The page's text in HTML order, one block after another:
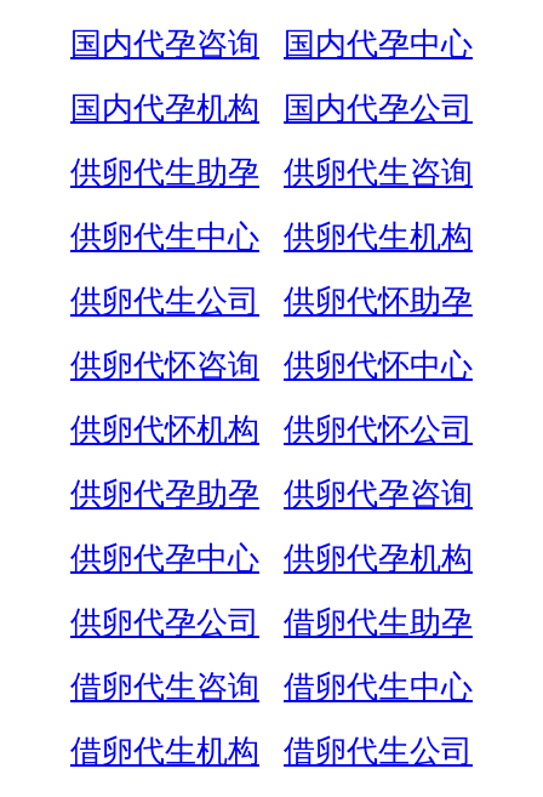
国内代孕咨询
国内代孕中心
国内代孕机构
国内代孕公司
供卵代生助孕
供卵代生咨询
供卵代生中心
供卵代生机构
供卵代生公司
供卵代怀助孕
供卵代怀咨询
供卵代怀中心
供卵代怀机构
供卵代怀公司
供卵代孕助孕
供卵代孕咨询
供卵代孕中心
供卵代孕机构
供卵代孕公司
借卵代生助孕
借卵代生咨询
借卵代生中心
借卵代生机构
借卵代生公司